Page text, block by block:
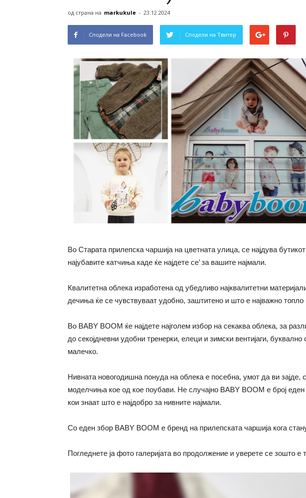
од страна на markukule - 23.12.2024
Сподели на Facebook Сподели на Твитер
Во Старата прилепска чаршија на цветната улица, се најдува бутикот
најубавите катчиња каде ќе најдете се’ за вашите најмали.
Квалитетна облека изработена од убедливо најквалитетни
дечиња ќе се чувствуваат удобно, заштитено и што е најважно
Во BABY BOOM ќе најдете најголем избор на секаква облека, за
до секојдневни удобни тренерки, елеци и зимски вентијаги,
малечко.
Нивната новогодишна понуда на облека е посебна, умот да ви зајде,
моделчиња кое од кое поубави. Не случајно BABY BOOM е број еден
кои знаат што е најдобро за нивните најмали.
Со еден збор BABY BOOM е бренд на прилепската чаршија кога
Погледнете ја фото галеријата во продолжение и уверете се зошто е